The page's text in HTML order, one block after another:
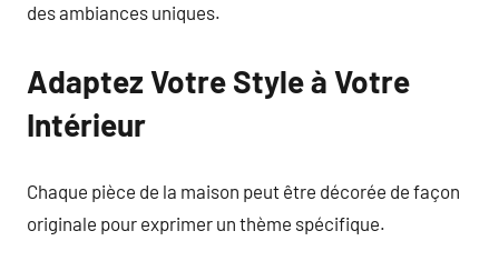
des ambiances uniques.
Adaptez Votre Style à Votre
Intérieur
Chaque pièce de la maison peut être décorée de façon
originale pour exprimer un thème spécifique.